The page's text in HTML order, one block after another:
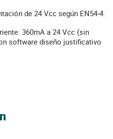
de 24 Vcc según EN54-4.
360mA a 24 Vcc (sin
software diseño justificativo